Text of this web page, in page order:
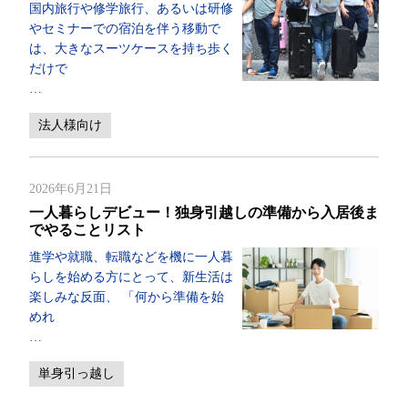
国内旅行や修学旅行、あるいは研修
やセミナーでの宿泊を伴う移動で
は、大きなスーツケースを持ち歩く
だけで
法人様向け
2026年6月21日
一人暮らしデビュー！独身引越しの準備から入居後ま
でやることリスト
進学や就職、転職などを機に一人暮
らしを始める方にとって、新生活は
楽しみな反面、 「何から準備を始
めれ
単身引っ越し